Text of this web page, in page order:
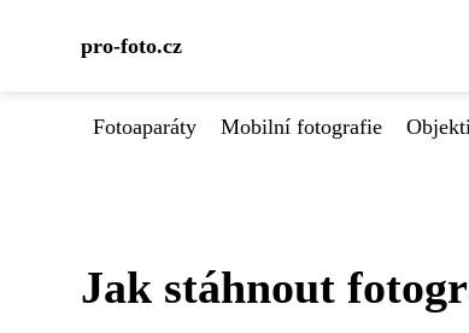
pro-foto.cz
Fotoaparáty Mobilní fotografie
Jak stáhnout